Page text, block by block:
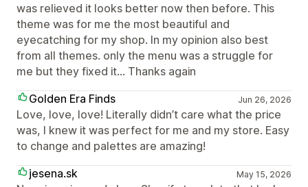
was relieved it looks better now then before. This
theme was for me the most beautiful and
eyecatching for my shop. In my opinion also best
from all themes. only the menu was a struggle for
me but they fixed it... Thanks again
Golden Era Finds
Jun 26, 2026
Love, love, love! Literally didn’t care what the price
was, I knew it was perfect for me and my store. Easy
to change and palettes are amazing!
jesena.sk
May 15, 2026